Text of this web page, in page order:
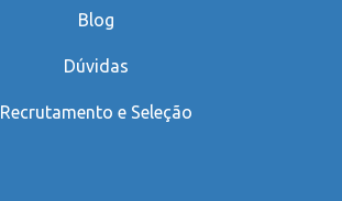
Blog
Dúvidas
Recrutamento e Seleção